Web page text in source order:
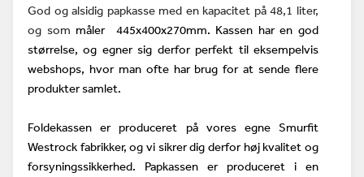
God og alsidig papkassemed en kapacitet på 48,1 liter,
og som måler 445x400x270mm. Kassen har en god
størrelse, og egner sig derfor perfekt til eksempelvis
webshops, hvor man ofte har brug for at sende flere
produkter samlet.
Foldekassen er produceret på vores egne Smurfit
Westrock fabrikker, og vi sikrer dig derfor høj kvalitet og
forsyningssikkerhed. Papkassen er produceret i en